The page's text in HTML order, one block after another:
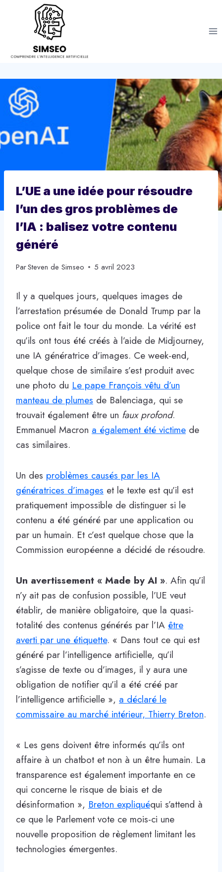
L’UE a une idée pour résoudre
l’un des gros problèmes de
l’IA : balisez votre contenu
généré
ParSteven de Simseo 5 avril 2023
Il y a quelques jours, quelques images de
l’arrestation présumée de Donald Trump par la
police ont fait le tour du monde. La vérité est
qu’ils ont tous été créés à l’aide de Midjourney,
une IA génératrice d’images. Ce week-end,
quelque chose de similaire s’est produit avec
une photo du Le pape François vêtu d’un
manteau de plumes de Balenciaga, qui se
trouvait également être un faux profond.
Emmanuel Macron a également été victime de
cas similaires.
Un des problèmes causés par les IA
génératrices d’images et le texte est qu’il est
pratiquement impossible de distinguer si le
contenu a été généré par une application ou
par un humain. Et c’est quelque chose que la
Commission européenne a décidé de résoudre.
Un avertissement « Made by AI ». Afin qu’il
n’y ait pas de confusion possible, l’UE veut
établir, de manière obligatoire, que la quasi-
totalité des contenus générés par l’IA être
averti par une étiquette. « Dans tout ce qui est
généré par l’intelligence artificielle, qu’il
s’agisse de texte ou d’images, il y aura une
obligation de notifier qu’il a été créé par
l’intelligence artificielle », a déclaré le
commissaire au marché intérieur, Thierry Breton.
« Les gens doivent être informés qu’ils ont
affaire à un chatbot et non à un être humain. La
transparence est également importante en ce
qui concerne le risque de biais et de
désinformation », Breton expliquéqui s’attend à
ce que le Parlement vote ce mois-ci une
nouvelle proposition de règlement limitant les
technologies émergentes.